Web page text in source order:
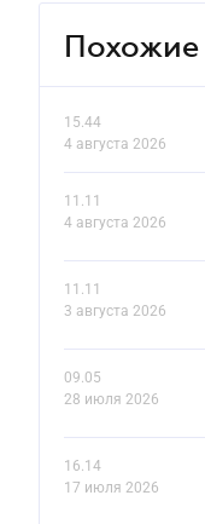
Похожие
15.44
4 августа 2026
11.11
4 августа 2026
11.11
3 августа 2026
09.05
28 июля 2026
16.14
17 июля 2026